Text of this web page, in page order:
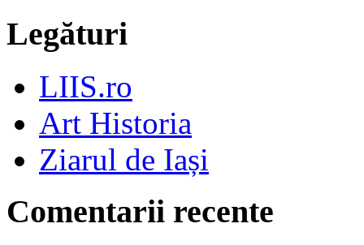
Legături
LIIS.ro
Art Historia
Ziarul de Iași
Comentarii recente